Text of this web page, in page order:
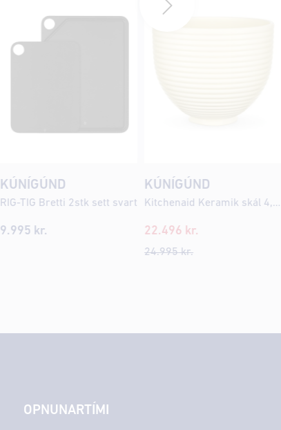
KÚNÍGÚND
RIG-TIG Bretti 2stk sett svart
9.995 kr.
KÚNÍGÚND
Kitchenaid Keramik skál 4,7L Beehive Honey
22.496 kr.
24.995kr.
OPNUNARTÍMI